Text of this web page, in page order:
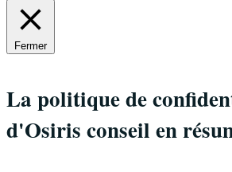
Fermer
La politique de
d'Osiris conseil en